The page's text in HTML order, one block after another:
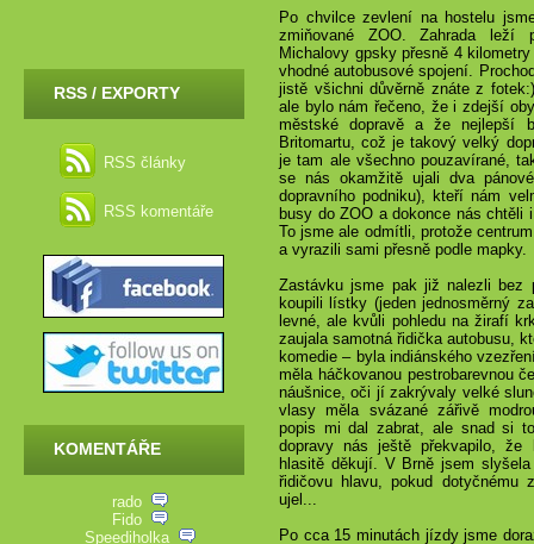
RSS / EXPORTY
RSS články
RSS komentáře
KOMENTÁŘE
rado
Fido
Speediholka
Po chvilce zevlení na hostelu
zmiňované ZOO. Zahrada leží
Michalovy gpsky přesně 4
vhodné autobusové spojení.
jistě všichni důvěrně znáte z
ale bylo nám řečeno, že i zdejší
městské dopravě a že nejlepší
Britomartu, což je takový velký
je tam ale všechno pouzavírané,
se nás okamžitě ujali dva
dopravního podniku), kteří nám
busy do ZOO a dokonce nás chtěli
To jsme ale odmítli, protože
a vyrazili sami přesně podle mapky.
Zastávku jsme pak již nalezli bez
koupili lístky (jeden jednosměrný
levné, ale kvůli pohledu na žirafí
zaujala samotná řidička autobusu,
komedie – byla indiánského
měla háčkovanou pestrobarevnou
náušnice, oči jí zakrývaly velké
vlasy měla svázané zářivě
popis mi dal zabrat, ale snad si
dopravy nás ještě překvapilo,
hlasitě děkují. V Brně jsem
řidičovu hlavu, pokud dotyčnému
ujel...
Po cca 15 minutách jízdy jsme